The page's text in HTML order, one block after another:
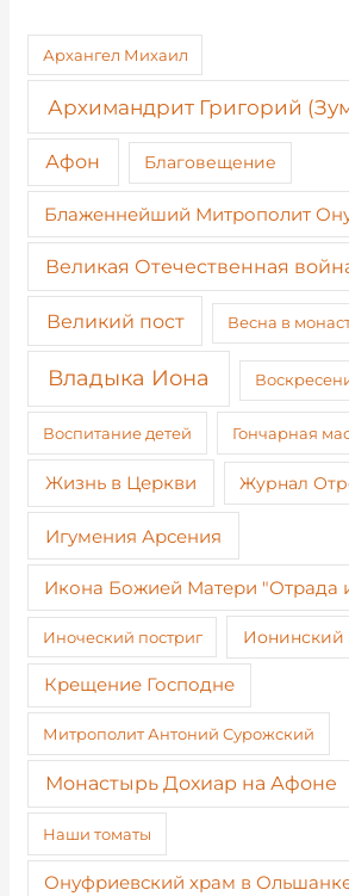
Архангел Михаил
Архимандрит Григорий
Афон Благовещение
Блаженнейший Митрополит
Великая Отечественная
Великий пост Весна в
Владыка Иона
Воспитание детей Гончарная
Жизнь в Церкви Журнал
Игумения Арсения
Икона Божией Матери "Отрада
Иноческий постриг Ионинский
Крещение Господне
Митрополит Антоний Сурожский
Монастырь Дохиар на Афоне
Наши томаты
Онуфриевский храм в